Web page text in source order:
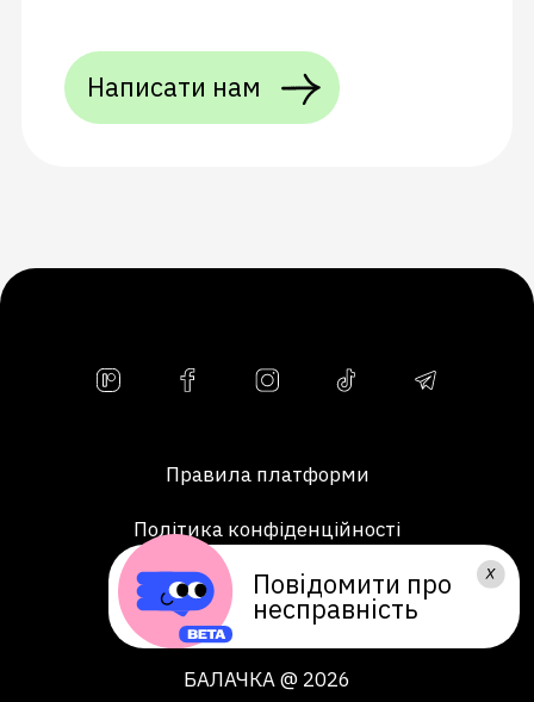
Написати нам
Повідомити про
несправність
Правила платформи
Політика конфіденційності
Публічна оферта
БАЛАЧКА @ 2026